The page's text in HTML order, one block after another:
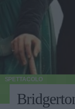
SPETTACOLO